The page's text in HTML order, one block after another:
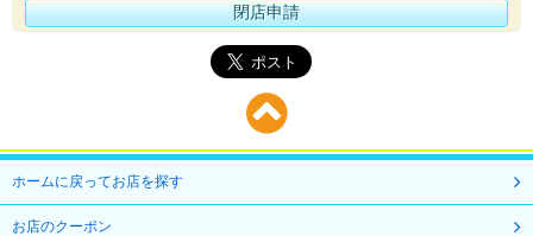
閉店申請
ホームに戻ってお店を探す
お店のクーポン